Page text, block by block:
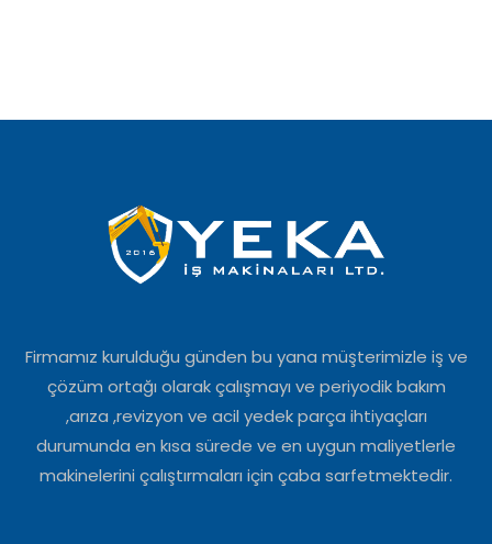
Firmamız kurulduğu günden bu yana müşterimizle iş ve
çözüm ortağı olarak çalışmayı ve periyodik bakım
,arıza ,revizyon ve acil yedek parça ihtiyaçları
durumunda en kısa sürede ve en uygun maliyetlerle
makinelerini çalıştırmaları için çaba sarfetmektedir.